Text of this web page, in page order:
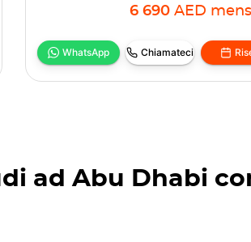
6 690 AED
WhatsApp Chiamateci
ad Abu Dhabi